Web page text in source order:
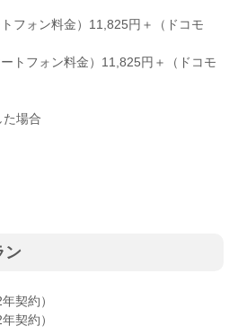
フォン料金）11,825円＋（ドコモ
トフォン料金）11,825円＋（ドコモ
た場合
ン
契約）
契約）